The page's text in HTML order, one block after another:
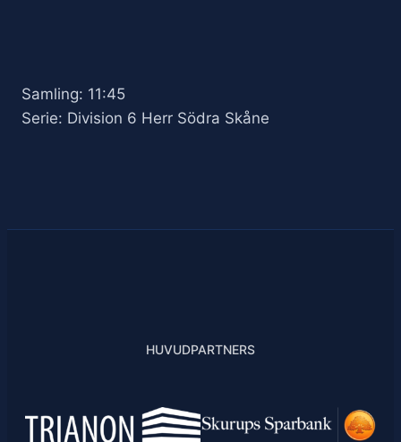
Samling: 11:45
Serie: Division 6 Herr Södra Skåne
HUVUDPARTNERS